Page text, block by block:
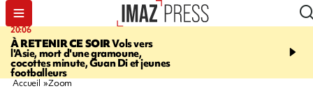
20:06
À RETENIR CE SOIRVols vers
l'Asie, mort d'une gramoune,
cocottes minute, Guan Di et jeunes
footballeurs
07:22
Squale condamné à
Accueil Zoom